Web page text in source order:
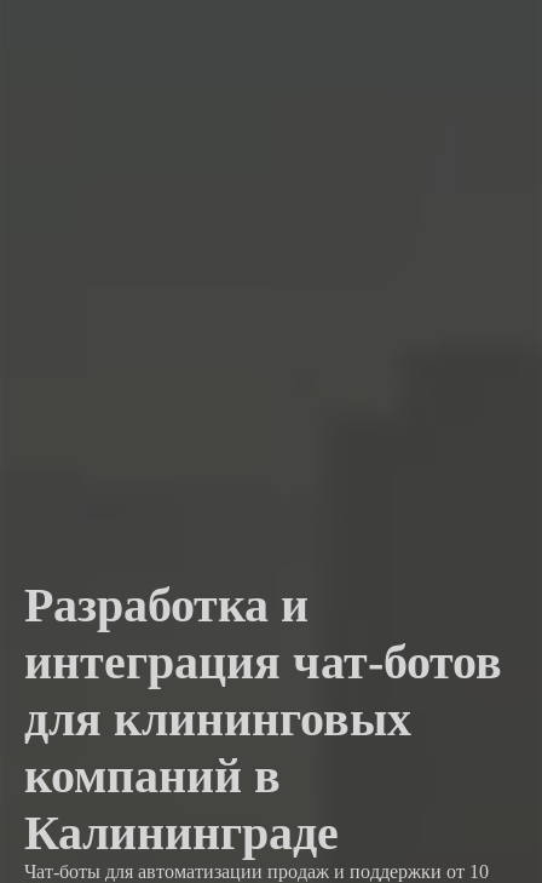
Разработка и
интеграция чат-ботов
для клининговых
компаний в
Калининграде
Чат-боты для автоматизации продаж и поддержки от 10